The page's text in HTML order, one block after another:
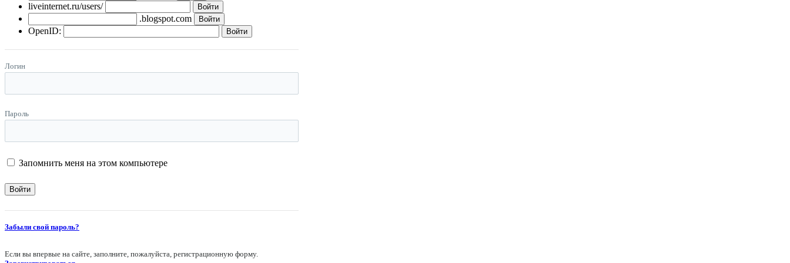
liveinternet.ru/users/
.blogspot.com
OpenID:
Логин
Пароль
Запомнить меня на этом компьютере
Забыли свой пароль?
Если вы впервые на сайте, заполните, пожалуйста, регистрационную форму.